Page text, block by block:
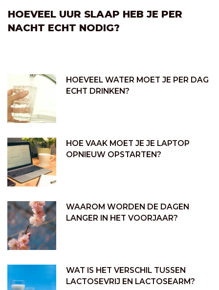
HOEVEEL UUR SLAAP HEB JE PER
NACHT ECHT NODIG?
HOEVEEL WATER MOET JE PER DAG
ECHT DRINKEN?
HOE VAAK MOET JE JE LAPTOP
OPNIEUW OPSTARTEN?
WAAROM WORDEN DE DAGEN
LANGER IN HET VOORJAAR?
WAT IS HET VERSCHIL TUSSEN
LACTOSEVRIJ EN LACTOSEARM?